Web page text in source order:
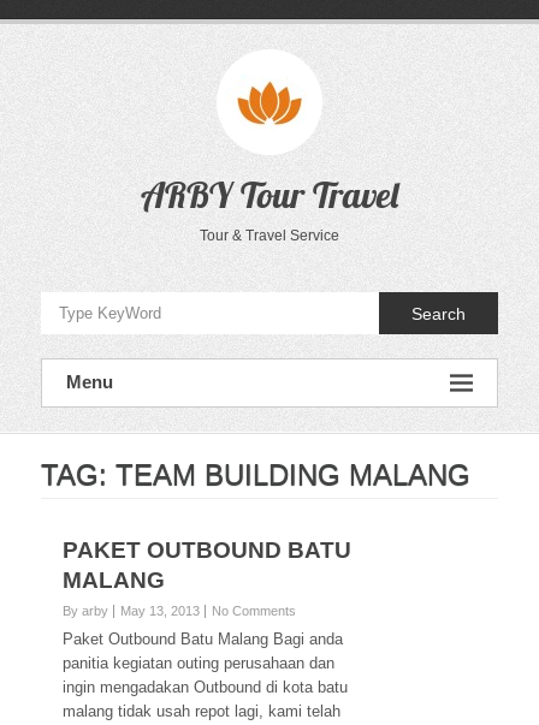
ARBY Tour Travel
Tour & Travel Service
Search
Menu
TAG: TEAM BUILDING MALANG
PAKET OUTBOUND BATU
MALANG
By arby May 13, 2013 No Comments
Paket Outbound Batu Malang Bagi anda
panitia kegiatan outing perusahaan dan
ingin mengadakan Outbound di kota batu
malang tidak usah repot lagi, kami telah